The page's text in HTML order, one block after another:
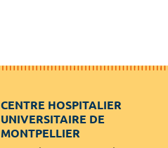
CENTRE HOSPITALIER
UNIVERSITAIRE DE
MONTPELLIER